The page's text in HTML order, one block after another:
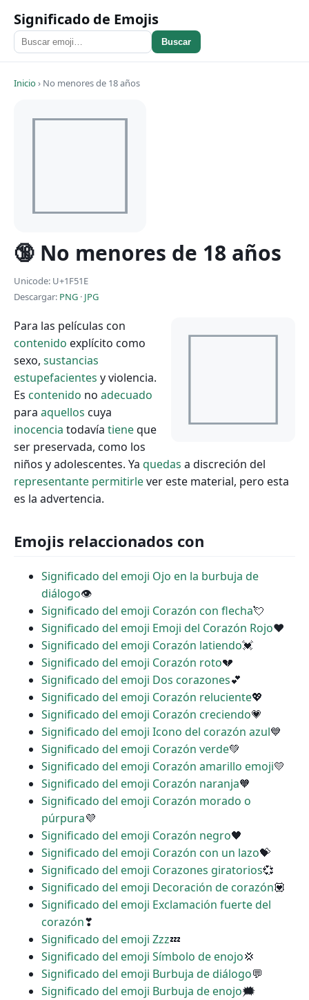
Significado de Emojis
Buscar
Inicio› No menores de 18 años
🔞 No menores de 18 años
Unicode: U+1F51E
Descargar: PNG · JPG
Para las películas con
contenido explícito como
sexo, sustancias
estupefacientes y violencia.
Es contenido no adecuado
para aquellos cuya
inocencia todavía tieneque
ser preservada, como los
niños y adolescentes. Ya quedas a discreción del
representante permitirlever este material, pero esta
es la advertencia.
Emojis relaccionados con
Significado del emoji Ojo en la burbuja de
diálogo👁
Significado del emoji Corazón con flecha💘
Significado del emoji Emoji del Corazón Rojo❤
Significado del emoji Corazón latiendo💓
Significado del emoji Corazón roto💔
Significado del emoji Dos corazones💕
Significado del emoji Corazón reluciente💖
Significado del emoji Corazón creciendo💗
Significado del emoji Icono del corazón azul💙
Significado del emoji Corazón verde💚
Significado del emoji Corazón amarillo emoji💛
Significado del emoji Corazón naranja🧡
Significado del emoji Corazón morado o
púrpura💜
Significado del emoji Corazón negro🖤
Significado del emoji Corazón con un lazo💝
Significado del emoji Corazones giratorios💞
Significado del emoji Decoración de corazón💟
Significado del emoji Exclamación fuerte del
corazón❣
Significado del emoji Zzz💤
Significado del emoji Símbolo de enojo💢
Significado del emoji Burbuja de diálogo💬
Significado del emoji Burbuja de enojo🗯